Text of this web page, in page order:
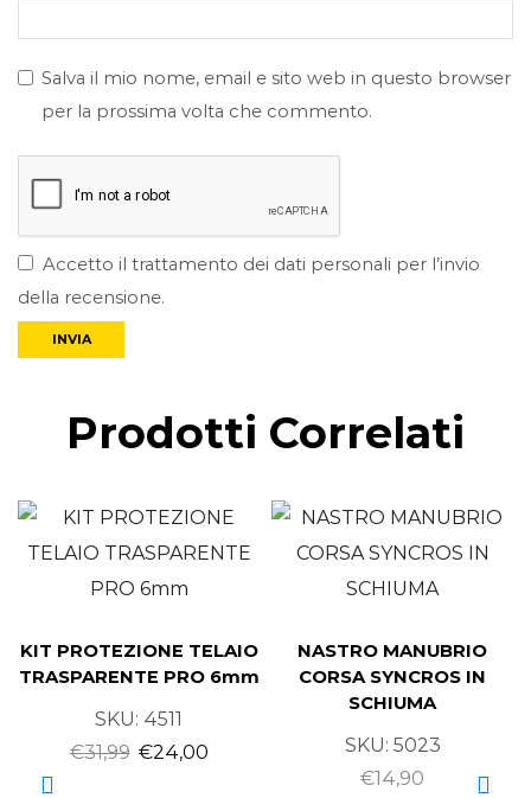
Salva il mio nome, email e sito web in questo browser
per la prossima volta che commento.
Accetto il trattamento dei dati personali per l’invio
della recensione.
Prodotti Correlati
KIT PROTEZIONE TELAIO
TRASPARENTE PRO 6mm
SKU: 4511
€31,99 €24,00
NASTRO MANUBRIO
CORSA SYNCROS IN
SCHIUMA
SKU: 5023
€14,90